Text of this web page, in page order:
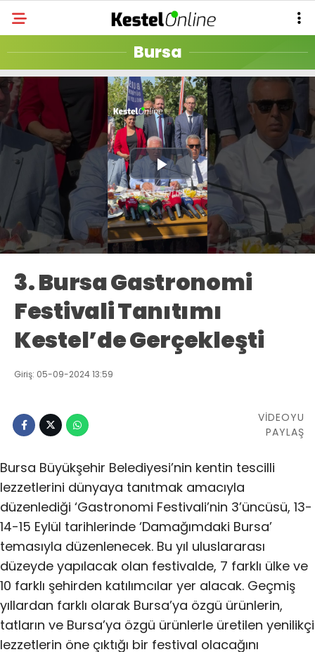
Bursa
Play
Video
3. Bursa Gastronomi
Festivali Tanıtımı
Kestel’de Gerçekleşti
Giriş: 05-09-2024 13:59
VİDEOYU
PAYLAŞ
Bursa Büyükşehir Belediyesi’nin kentin tescilli
lezzetlerini dünyaya tanıtmak amacıyla
düzenlediği ‘Gastronomi Festivali’nin 3’üncüsü, 13-
14-15 Eylül tarihlerinde ‘Damağımdaki Bursa’
temasıyla düzenlenecek. Bu yıl uluslararası
düzeyde yapılacak olan festivalde, 7 farklı ülke ve
10 farklı şehirden katılımcılar yer alacak. Geçmiş
yıllardan farklı olarak Bursa’ya özgü ürünlerin,
tatların ve Bursa’ya özgü ürünlerle üretilen yenilikçi
lezzetlerin öne çıktığı bir festival olacağını